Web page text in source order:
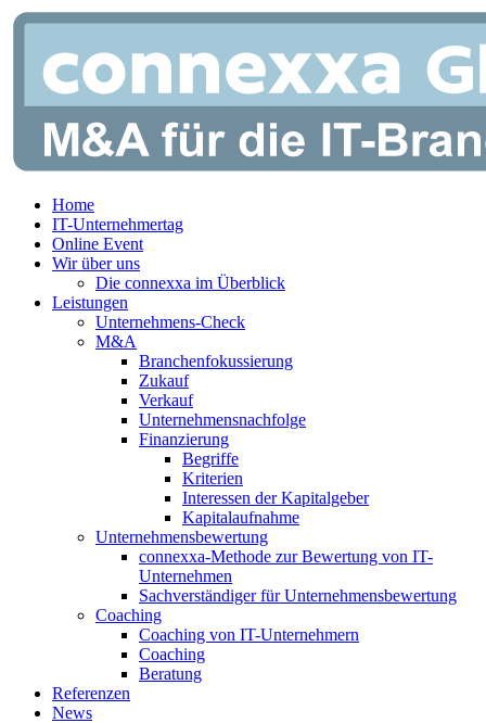
Zum
springen
Home
IT-Unternehmertag
Online Event
Wir über uns
Die connexxa im Überblick
Leistungen
Unternehmens-Check
M&A
Branchenfokussierung
Zukauf
Verkauf
Unternehmensnachfolge
Finanzierung
Begriffe
Kriterien
Interessen der Kapitalgeber
Kapitalaufnahme
Unternehmensbewertung
connexxa-Methode zur Bewertung von IT-
Unternehmen
Sachverständiger für Unternehmensbewertung
Coaching
Coaching von IT-Unternehmern
Coaching
Beratung
Referenzen
News